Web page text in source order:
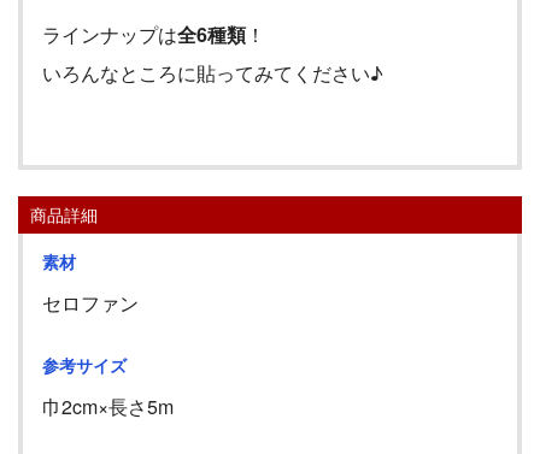
ラインナップは全6種類！
いろんなところに貼ってみてください♪
商品詳細
素材
セロファン
参考サイズ
巾2cm×長さ5m